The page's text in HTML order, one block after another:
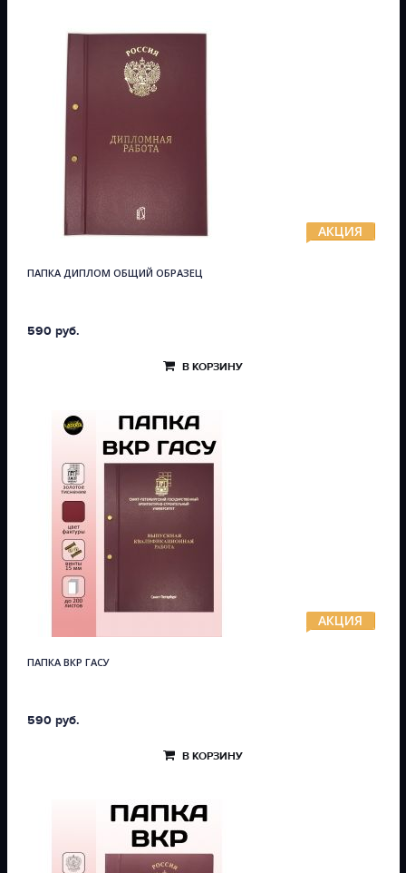
АКЦИЯ
ПАПКА ДИПЛОМ ОБЩИЙ ОБРАЗЕЦ
590 руб.
В КОРЗИНУ
АКЦИЯ
ПАПКА ВКР ГАСУ
590 руб.
В КОРЗИНУ